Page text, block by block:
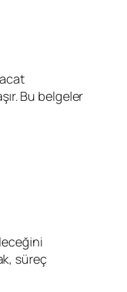
Bu belgeler
süreç